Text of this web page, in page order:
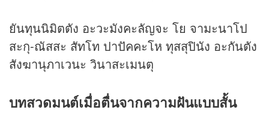
ยันทุนนิมิตตัง อะวะมังคะลัญจะ โย จามะนาโป
สะกุ-ณัสสะ สัทโท ปาปัคคะโห ทุสสุปินัง อะกันตัง
สังฆานุภาเวนะ วินาสะเมนตุ
บทสวดมนต์เมื่อตื่นจากความฝันแบบสั้น